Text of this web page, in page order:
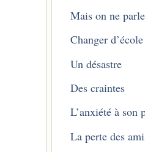
Mais on ne
Changer d’école
Un désastre
Des craintes
L’anxiété à son
La perte des